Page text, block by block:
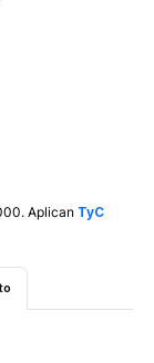
Aplican TyC